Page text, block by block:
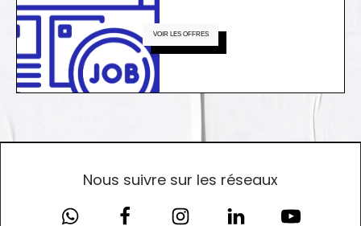
VOIR LES OFFRES
Nous suivre sur les réseaux